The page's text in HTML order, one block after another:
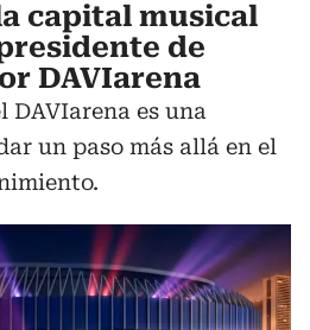
capital musical
de
DAVIarena
DAVIarena es una
un paso más allá en el